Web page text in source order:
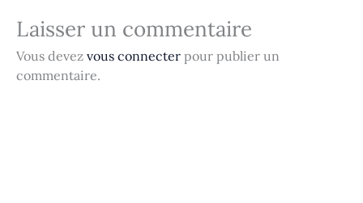
Laisser un commentaire
Vous devez vous connecter pour publier un
commentaire.